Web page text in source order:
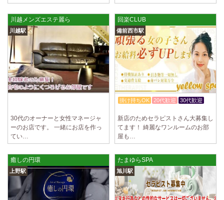
川越メンズエステ麗ら
川越駅
30代のオーナーと女性マネージャ
ーのお店です。 一緒にお店を作っ
てい…
回楽CLUB
備前西市駅
掛け持ちOK 20代歓迎
30代歓迎
新店のためセラピストさん大募集し
てます！ 綺麗なワンルームのお部
屋も…
癒しの円環
上野駅
たまゆらSPA
旭川駅